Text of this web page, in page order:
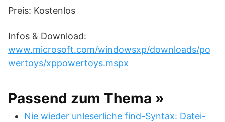
Preis: Kostenlos
Infos & Download:
www.microsoft.com/windowsxp/downloads/po
wertoys/xppowertoys.mspx
Passend zum Thema »
Nie wieder unleserliche find-Syntax: Datei-